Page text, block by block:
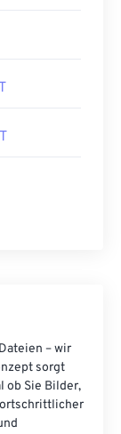
– wir
sorgt
ob Sie Bilder,